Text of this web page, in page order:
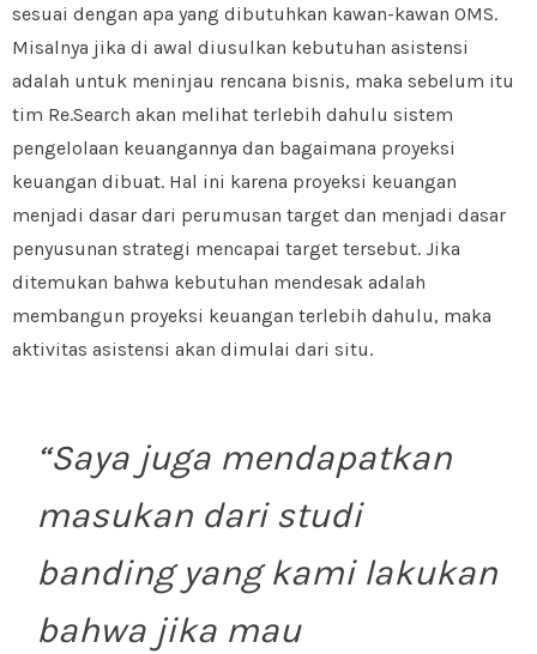
sesuai dengan apa yang dibutuhkan kawan-kawan OMS.
Misalnya jika di awal diusulkan kebutuhan asistensi
adalah untuk meninjau rencana bisnis, maka sebelum itu
tim Re.Search akan melihat terlebih dahulu sistem
pengelolaan keuangannya dan bagaimana proyeksi
keuangan dibuat. Hal ini karena proyeksi keuangan
menjadi dasar dari perumusan target dan menjadi dasar
penyusunan strategi mencapai target tersebut. Jika
ditemukan bahwa kebutuhan mendesak adalah
membangun proyeksi keuangan terlebih dahulu, maka
aktivitas asistensi akan dimulai dari situ.
“Saya juga mendapatkan
masukan dari studi
banding yang kami lakukan
bahwa jika mau